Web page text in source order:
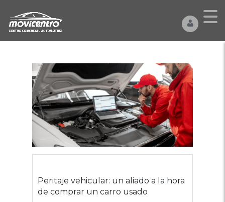
Peritaje vehicular: un aliado a la hora
de comprar un carro usado